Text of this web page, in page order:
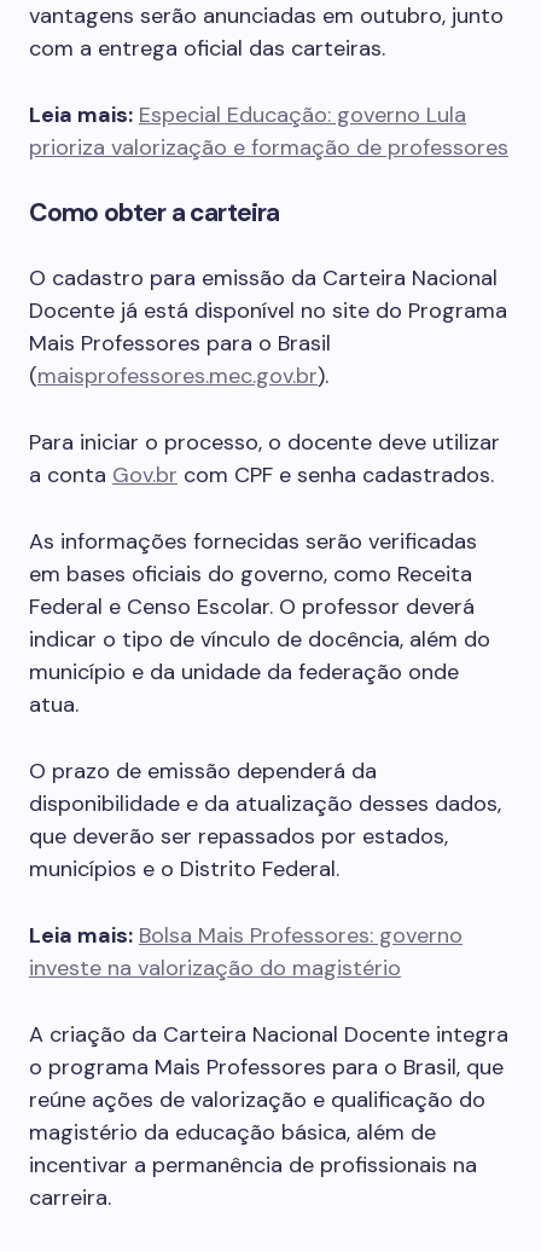
vantagens serão anunciadas em outubro, junto
com a entrega oficial das carteiras.
Leia mais: Especial Educação: governo Lula
prioriza valorização e formação de professores
Como obter a carteira
O cadastro para emissão da Carteira Nacional
Docente já está disponível no site do Programa
Mais Professores para o Brasil
(maisprofessores.mec.gov.br).
Para iniciar o processo, o docente deve utilizar
a conta Gov.br com CPF e senha cadastrados.
As informações fornecidas serão verificadas
em bases oficiais do governo, como Receita
Federal e Censo Escolar. O professor deverá
indicar o tipo de vínculo de docência, além do
município e da unidade da federação onde
atua.
O prazo de emissão dependerá da
disponibilidade e da atualização desses dados,
que deverão ser repassados por estados,
municípios e o Distrito Federal.
Leia mais: Bolsa Mais Professores: governo
investe na valorização do magistério
A criação da Carteira Nacional Docente integra
o programa Mais Professores para o Brasil, que
reúne ações de valorização e qualificação do
magistério da educação básica, além de
incentivar a permanência de profissionais na
carreira.